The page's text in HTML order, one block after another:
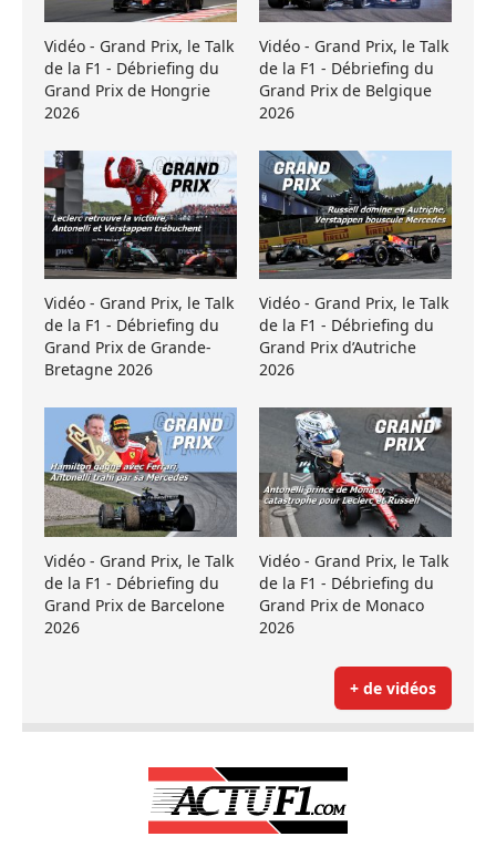
Vidéo - Grand Prix, le Talk
de la F1 - Débriefing du
Grand Prix de Hongrie
2026
Vidéo - Grand Prix, le Talk
de la F1 - Débriefing du
Grand Prix de Belgique
2026
Vidéo - Grand Prix, le Talk
de la F1 - Débriefing du
Grand Prix de Grande-
Bretagne 2026
Vidéo - Grand Prix, le Talk
de la F1 - Débriefing du
Grand Prix d’Autriche
2026
Vidéo - Grand Prix, le Talk
de la F1 - Débriefing du
Grand Prix de Barcelone
2026
Vidéo - Grand Prix, le Talk
de la F1 - Débriefing du
Grand Prix de Monaco
2026
+ de vidéos